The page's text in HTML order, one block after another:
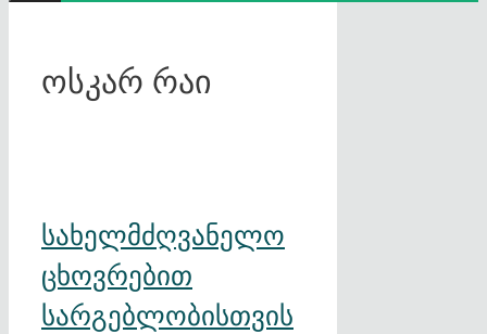
ოსკარ რაი
სახელმძღვანელო
ცხოვრებით
სარგებლობისთვის